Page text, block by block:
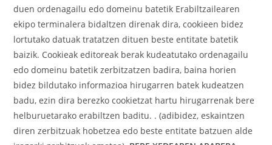
duen ordenagailu edo domeinu batetik Erabiltzailearen
ekipo terminalera bidaltzen direnak dira, cookieen bidez
lortutako datuak tratatzen dituen beste entitate batetik
baizik. Cookieak editoreak berak kudeatutako ordenagailu
edo domeinu batetik zerbitzatzen badira, baina horien
bidez bildutako informazioa hirugarren batek kudeatzen
badu, ezin dira berezko cookietzat hartu hirugarrenak bere
helburuetarako erabiltzen baditu. . (adibidez, eskaintzen
diren zerbitzuak hobetzea edo beste entitate batzuen alde